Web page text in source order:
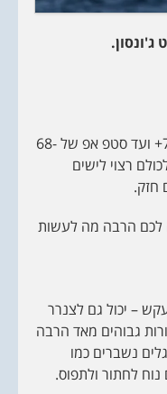
דורשת קוויבר הוואי – מגאנים של 76+ ועד סטפ אפ של 68-
רצוי לישים
לכם הרבה מה לעשות
– יכול גם לצנרר
גבוהים מאד הרבה
נשברים כמו
לחתור ולתפוס.